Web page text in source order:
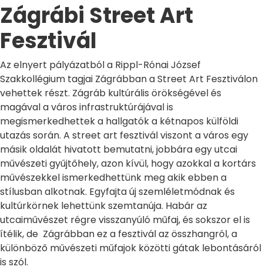
Zágrábi Street Art
Fesztivál
Az elnyert pályázatból a Rippl-Rónai József
Szakkollégium tagjai Zágrábban a Street Art Fesztiválon
vehettek részt. Zágráb kultúrális örökségével és
magával a város infrastruktúrájával is
megismerkedhettek a hallgatók a kétnapos külföldi
utazás során. A street art fesztivál viszont a város egy
másik oldalát hivatott bemutatni, jobbára egy utcai
művészeti gyűjtőhely, azon kívül, hogy azokkal a kortárs
művészekkel ismerkedhettünk meg akik ebben a
stílusban alkotnak. Egyfajta új szemléletmódnak és
kultúrkörnek lehettünk szemtanúja. Habár az
utcaiművészet régre visszanyúló műfaj, és sokszor el is
ítélik, de Zágrábban ez a fesztivál az összhangról, a
különböző művészeti műfajok közötti gátak lebontásáról
is szól.